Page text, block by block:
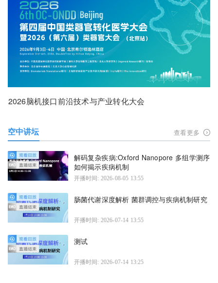
2026脑机接口前沿技术与产业转化大会
空中讲坛 查看更多
解码复杂疾病:Oxford Nanopore 多组学测序
如何揭示疾病机制
开播时间: 2026-08-05 13:55
肠菌代谢深度解析 菌群调控与疾病机制研究
开播时间: 2026-07-14 13:55
测试
开播时间: 2026-07-14 13:25